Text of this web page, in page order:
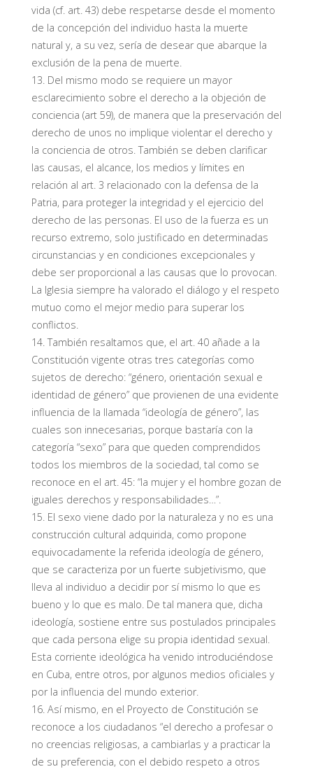
vida (cf. art. 43) debe respetarse desde el momento
de la concepción del individuo hasta la muerte
natural y, a su vez, sería de desear que abarque la
exclusión de la pena de muerte.
13. Del mismo modo se requiere un mayor
esclarecimiento sobre el derecho a la objeción de
conciencia (art 59), de manera que la preservación del
derecho de unos no implique violentar el derecho y
la conciencia de otros. También se deben clarificar
las causas, el alcance, los medios y límites en
relación al art. 3 relacionado con la defensa de la
Patria, para proteger la integridad y el ejercicio del
derecho de las personas. El uso de la fuerza es un
recurso extremo, solo justificado en determinadas
circunstancias y en condiciones excepcionales y
debe ser proporcional a las causas que lo provocan.
La Iglesia siempre ha valorado el diálogo y el respeto
mutuo como el mejor medio para superar los
conflictos.
14. También resaltamos que, el art. 40 añade a la
Constitución vigente otras tres categorías como
sujetos de derecho: “género, orientación sexual e
identidad de género” que provienen de una evidente
influencia de la llamada “ideología de género”, las
cuales son innecesarias, porque bastaría con la
categoría “sexo” para que queden comprendidos
todos los miembros de la sociedad, tal como se
reconoce en el art. 45: “la mujer y el hombre gozan de
iguales derechos y responsabilidades…”.
15. El sexo viene dado por la naturaleza y no es una
construcción cultural adquirida, como propone
equivocadamente la referida ideología de género,
que se caracteriza por un fuerte subjetivismo, que
lleva al individuo a decidir por sí mismo lo que es
bueno y lo que es malo. De tal manera que, dicha
ideología, sostiene entre sus postulados principales
que cada persona elige su propia identidad sexual.
Esta corriente ideológica ha venido introduciéndose
en Cuba, entre otros, por algunos medios oficiales y
por la influencia del mundo exterior.
16. Así mismo, en el Proyecto de Constitución se
reconoce a los ciudadanos “el derecho a profesar o
no creencias religiosas, a cambiarlas y a practicar la
de su preferencia, con el debido respeto a otros